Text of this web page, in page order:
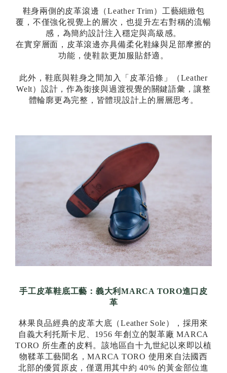
鞋身兩側的皮革滾邊（Leather Trim）工藝細緻包
覆，不僅強化視覺上的層次，也提升左右對稱的流暢
感，為簡約設計注入穩定與高級感。
在實穿層面，皮革滾邊亦具備柔化鞋緣與足部摩擦的
功能，使鞋款更加服貼舒適。
此外，鞋底與鞋身之間加入「皮革沿條」（Leather
Welt）設計，作為銜接與過渡視覺的關鍵語彙，讓整
體輪廓更為完整，皆體現設計上的層層思考。
手工皮革鞋底工藝：義大利MARCA TORO進口皮
革
林果良品經典的皮革大底（Leather Sole），採用來
自義大利托斯卡尼、1956 年創立的製革廠 MARCA
TORO 所生產的皮料。該地區自十九世紀以來即以植
物鞣革工藝聞名，MARCA TORO 使用來自法國西
北部的優質原皮，僅選用其中約 40% 的黃金部位進